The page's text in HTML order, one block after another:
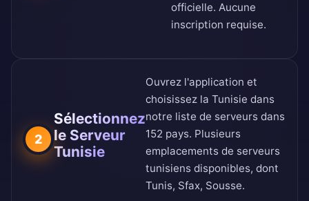
officielle. Aucune
inscription requise.
2
Sélectionnez
le Serveur
Tunisie
Ouvrez l'application et
choisissez la Tunisie dans
notre liste de serveurs dans
152 pays. Plusieurs
emplacements de serveurs
tunisiens disponibles, dont
Tunis, Sfax, Sousse.